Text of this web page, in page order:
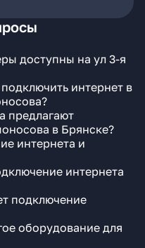
доступны на ул 3-я
интернет в
предлагают
в Брянске?
интернета и
интернета
подключение
оборудование для